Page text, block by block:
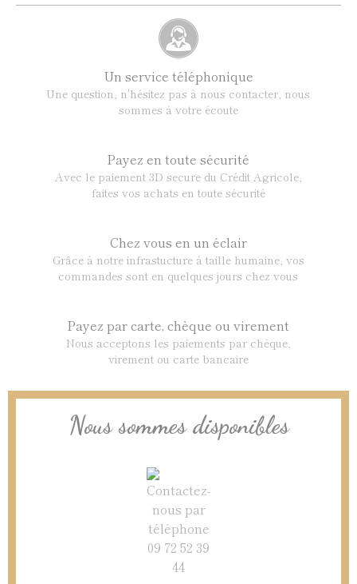
Un service téléphonique
Une question, n'hésitez pas à nous contacter, nous
sommes à votre écoute
Payez en toute sécurité
Avec le paiement 3D secure du Crédit Agricole,
faites vos achats en toute sécurité
Chez vous en un éclair
Grâce à notre infrastucture à taille humaine, vos
commandes sont en quelques jours chez vous
Payez par carte, chèque ou virement
Nous acceptons les paiements par chèque,
virement ou carte bancaire
Nous sommes disponibles